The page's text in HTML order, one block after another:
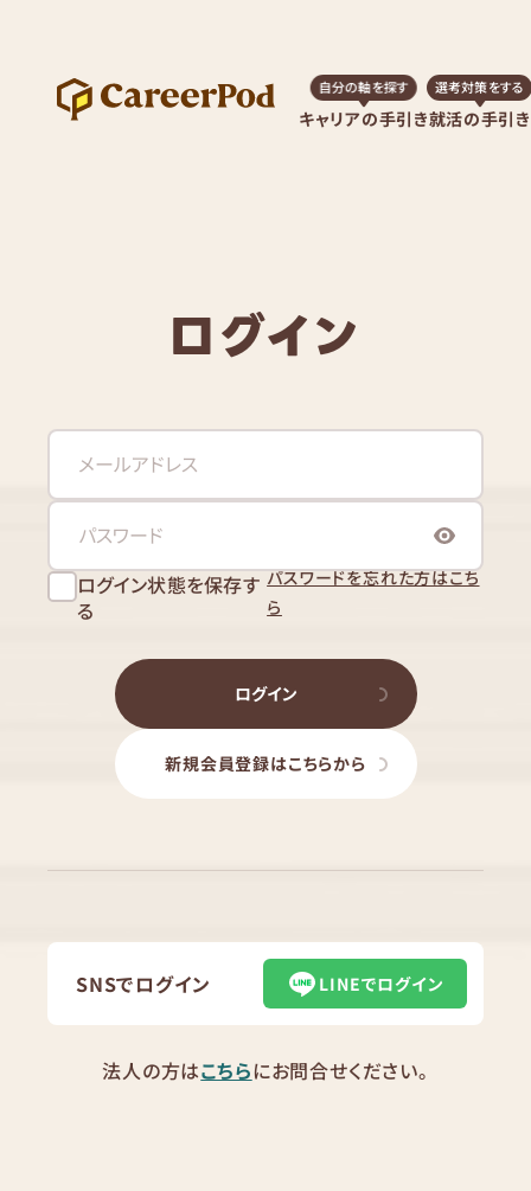
キャリアの手引き
自分の軸を探す
就活の手引き
選考対策をする
ログイン
ログイン状態を保存す
る
パスワードを忘れた方はこち
ら
ログイン
新規会員登録はこちらから
SNSでログイン LINEでログイン
法人の方はこちらにお問合せください。